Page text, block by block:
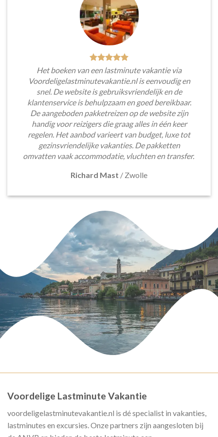
Het boeken van een lastminute vakantie via
Voordeligelastminutevakantie.nl is eenvoudig en
snel. De website is gebruiksvriendelijk en de
klantenservice is behulpzaam en goed bereikbaar.
De aangeboden pakketreizen op de website zijn
handig voor reizigers die graag alles in één keer
regelen. Het aanbod varieert van budget, luxe tot
gezinsvriendelijke vakanties. De pakketten
omvatten vaak accommodatie, vluchten en transfer.
Richard Mast / Zwolle
Voordelige Lastminute Vakantie
voordeligelastminutevakantie.nl is dé specialist in vakanties,
lastminutes en excursies. Onze partners zijn aangesloten bij